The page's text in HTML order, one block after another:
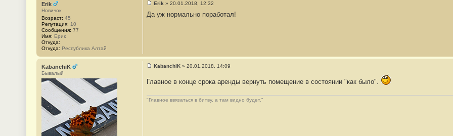
е
4
Erik
Новичок
Возраст: 45
Репутация: 10
Сообщения: 77
Имя: Ерик
Откуда:
Откуда: Республика Алтай
о
е
5
Erik » 20.01.2018, 12:32
Да уж нормально поработал!
KabanchiK
Бывалый
о
щ
е
KabanchiK » 20.01.2018, 14:09
Главное в конце срока аренды вернуть помещение в состоянии "как было".
"Главное ввязаться в битву, а там видно будет."